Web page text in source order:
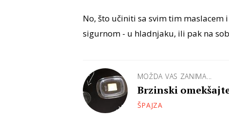
No, što učiniti sa svim tim maslacem
sigurnom - u hladnjaku, ili pak na
MOŽDA VAS ZANIMA...
Brzinski
ŠPAJZA